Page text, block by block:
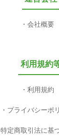
会社概要
利用規約
利用規約
プライバシーポ
特定商取引法に基